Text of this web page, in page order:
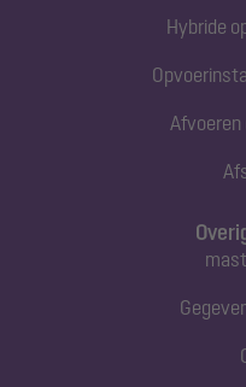
Hybride
Afvoeren